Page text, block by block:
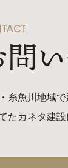
問
・糸魚川地域
たカネタ建設